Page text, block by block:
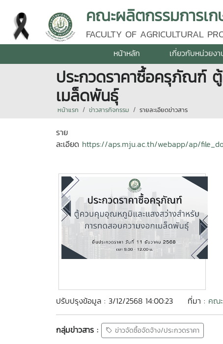
คณะผลิตกรรมการเ
FACULTY OF AGRICULTURAL
หน้าหลัก เกี่ยวกับหน่วยงา
ประกวดราคาซื้อครุภัณฑ์
เมล็ดพันธุ์
หน้าแรก ข่าวสารกิจกรรม รายละเอียดข่าวสาร
ราย
ละเอียด https://aps.mju.ac.th/webapp/ap/
ปรับปรุงข้อมูล : 3/12/2568 14:00:23 ที่มา : คณ
กลุ่มข่าวสาร : ข่าวจัดซื้อจัดจ้าง/ประกวดราคา